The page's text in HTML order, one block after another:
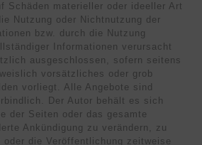
Schäden materieller oder ideeller Art
Nutzung oder Nichtnutzung der
bzw. durch die Nutzung
Informationen verursacht
ausgeschlossen, sofern seitens
vorsätzliches oder grob
vorliegt. Alle Angebote sind
Der Autor behält es sich
der Seiten oder das gesamte
Ankündigung zu verändern, zu
oder die Veröffentlichung zeitweise